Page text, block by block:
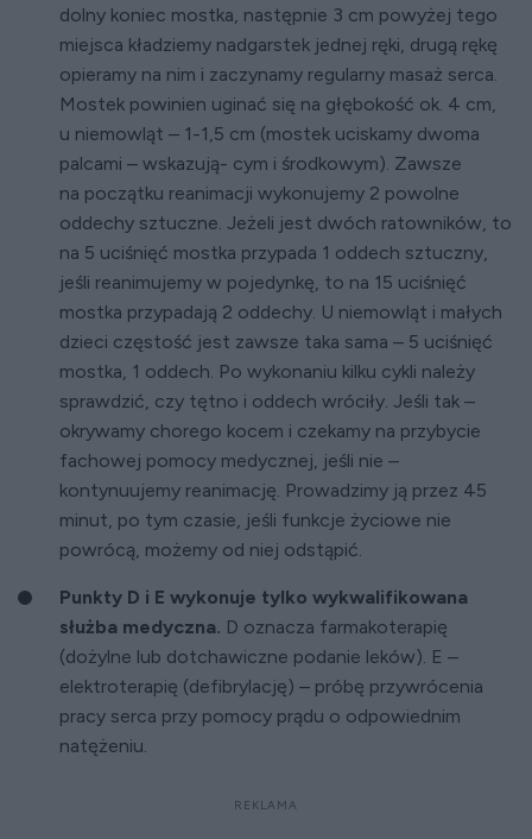
dolny koniec mostka, następnie 3 cm powyżej tego
miejsca kładziemy nadgarstek jednej ręki, drugą rękę
opieramy na nim i zaczynamy regularny masaż serca.
Mostek powinien uginać się na głębokość ok. 4 cm,
u niemowląt – 1-1,5 cm (mostek uciskamy dwoma
palcami – wskazują- cym i środkowym). Zawsze
na początku reanimacji wykonujemy 2 powolne
oddechy sztuczne. Jeżeli jest dwóch ratowników, to
na 5 uciśnięć mostka przypada 1 oddech sztuczny,
jeśli reanimujemy w pojedynkę, to na 15 uciśnięć
mostka przypadają 2 oddechy. U niemowląt i małych
dzieci częstość jest zawsze taka sama – 5 uciśnięć
mostka, 1 oddech. Po wykonaniu kilku cykli należy
sprawdzić, czy tętno i oddech wróciły. Jeśli tak –
okrywamy chorego kocem i czekamy na przybycie
fachowej pomocy medycznej, jeśli nie –
kontynuujemy reanimację. Prowadzimy ją przez 45
minut, po tym czasie, jeśli funkcje życiowe nie
powrócą, możemy od niej odstąpić.
Punkty D i E wykonuje tylko wykwalifikowana
służba medyczna. D oznacza farmakoterapię
(dożylne lub dotchawiczne podanie leków). E –
elektroterapię (defibrylację) – próbę przywrócenia
pracy serca przy pomocy prądu o odpowiednim
natężeniu.